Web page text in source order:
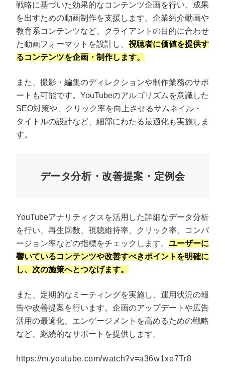
戦略に基づいた効果的なコンテンツ企画を行い、成果
を出すための動画制作を支援します。企業紹介動画や
教育系コンテンツなど、クライアントの目的に合わせ
た動画フォーマットを設計し、 視聴者に価値を提供す
るコンテンツを企画・制作します。
また、撮影・編集のディレクションや制作業務のサポ
ートも可能です。YouTubeのアルゴリズムを意識した
SEO対策や、クリック率を向上させるサムネイル・
タイトルの設計など、細部にわたる最適化も実施しま
す。
データ分析・改善提案・定例会
YouTubeアナリティクスを活用した詳細なデータ分析
を行い、再生回数、視聴維持率、クリック率、コンバ
ージョン率などの指標をチェックします。 ユーザーに
響いているコンテンツや改善すべきポイントを明確に
し、次の施策へとつなげます。
また、定期的なミーティングを実施し、運用状況の報
告や改善提案を行います。企画のアップデートや広告
活用の最適化、エンゲージメントを高めるための戦略
など、継続的なサポートを提供します。
https://m.youtube.com/watch?v=a36w1xe7Tr8